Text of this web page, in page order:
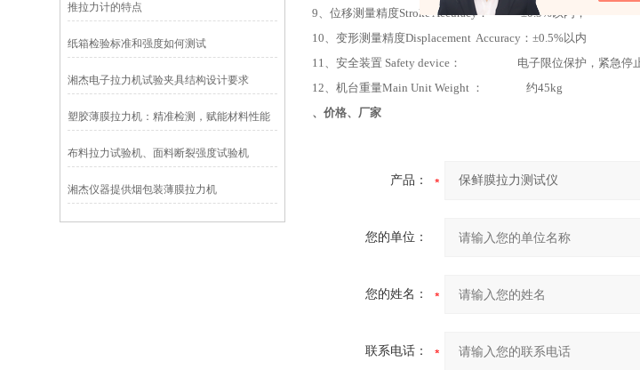
推拉力计的特点
纸箱检验标准和强度如何测试
湘杰电子拉力机试验夹具结构设计要求
塑胶薄膜拉力机：精准检测，赋能材料性能
布料拉力试验机、面料断裂强度试验机
湘杰仪器提供烟包装薄膜拉力机
9、位移测量精度Stroke Accuracy： ±0.5%以内；
10、变形测量精度Displacement Accuracy：±0.5%以内
11、安全装置 Safety device： 电子限位保护，紧急停止
12、机台重量Main Unit Weight ： 约45kg
、价格、厂家
产品：
您的单位：
您的姓名：
联系电话：